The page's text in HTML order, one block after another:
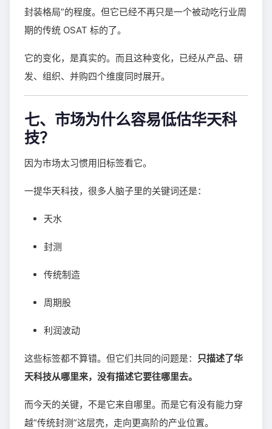
封装格局”的程度。但它已经不再只是一个被动吃行业周
期的传统 OSAT 标的了。
它的变化，是真实的。而且这种变化，已经从产品、研
发、组织、并购四个维度同时展开。
七、市场为什么容易低估华天科
技？
因为市场太习惯用旧标签看它。
一提华天科技，很多人脑子里的关键词还是：
天水
封测
传统制造
周期股
利润波动
这些标签都不算错。但它们共同的问题是：
只描述了华
天科技从哪里来，没有描述它要往哪里去。
而今天的关键，不是它来自哪里。而是它有没有能力穿
越“传统封测”这层壳，走向更高阶的产业位置。